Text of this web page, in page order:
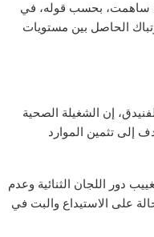
ساهمت، بحسب قوله، في
الحاصل بين مستويات
إن الشغيلة الصحية
إلى تثمين الموارد
دور اللجان الثنائية وعدم
على الاستيداع والبت في